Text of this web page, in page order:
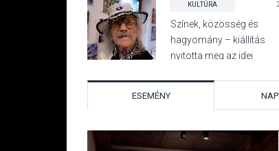
KULTÚRA
Színek, közösség és
hagyomány – kiállítás
nyitotta meg az idei
KULTÚRA
Mordái folk-rock
koncert lesz a
ESEMÉNY